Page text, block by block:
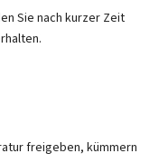
Sie nach kurzer Zeit
freigeben, kümmern